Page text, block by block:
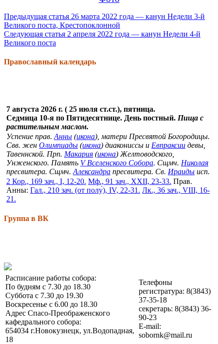
Продолжить
чтение
Предыдущая статья 26 марта 2022 года — канун Недели 3-й
Великого поста, Крестопоклонной
Следующая статья 2 апреля 2022 года — канун Недели 4-й
Великого поста
Православный календарь
7 августа 2026 г. ( 25 июля ст.ст.), пятница.
Седмица 10-я по Пятидесятнице. День постный. Пища с
растительным маслом.
Успение прав. Анны (икона), матери Пресвятой Богородицы.
Свв. жен Олимпиады (икона) диакониссы и Евпраксии девы,
Тавеннской. Прп. Макария (икона) Желтоводского,
Унженского. Память V Вселенского Собора. Сщмч. Николая
пресвитера. Сщмч. Александра пресвитера. Св. Ираиды исп.
2 Кор., 169 зач., I, 12-20. Мф., 91 зач., XXII, 23-33. Прав.
Анны: Гал., 210 зач. (от полу́), IV, 22-31. Лк., 36 зач., VIII, 16-
21.
Группа в ВК
Расписание работы собора:
По будням с 7.30 до 18.30
Суббота с 7.30 до 19.30
Воскресенье с 6.00 до 18.30
Адрес Спасо-Преображенского
кафедрального собора:
654034 г.Новокузнецк, ул.Водопадная,
18
Телефоны
регистратура: 8(3843)
37-35-18
секретарь: 8(3843) 36-
90-23
E-mail:
sobornk@mail.ru